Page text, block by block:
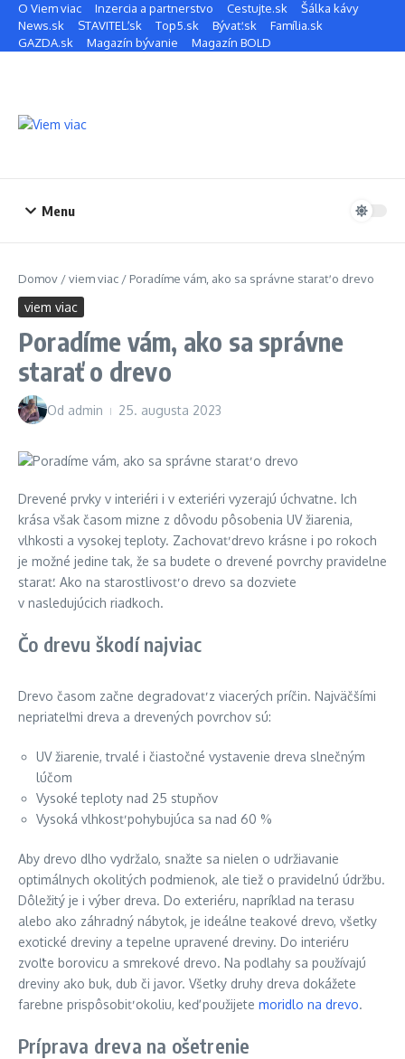
Preskočiť na obsah
O Viem viac Inzercia a partnerstvo Cestujte.sk
Šálka kávy
News.sk
STAVITEĽ.sk Top5.sk Bývať.sk
Família.sk
GAZDA.sk
Magazín bývanie Magazín BOLD
Menu
Domov /viem viac / Poradíme vám, ako sa správne starať o drevo
viem viac
Poradíme vám, ako sa správne
starať o drevo
Od admin 25. augusta 2023
Drevené prvky v interiéri i v exteriéri vyzerajú úchvatne. Ich
krása však časom mizne z dôvodu pôsobenia UV žiarenia,
vlhkosti a vysokej teploty. Zachovať drevo krásne i po rokoch
je možné jedine tak, že sa budete o drevené povrchy pravidelne
starať. Ako na starostlivosť o drevo sa dozviete
v nasledujúcich riadkoch.
Čo drevu škodí najviac
Drevo časom začne degradovať z viacerých príčin. Najväčšími
nepriateľmi dreva a drevených povrchov sú:
UV žiarenie, trvalé i čiastočné vystavenie dreva slnečným
lúčom
Vysoké teploty nad 25 stupňov
Vysoká vlhkosť pohybujúca sa nad 60 %
Aby drevo dlho vydržalo, snažte sa nielen o udržiavanie
optimálnych okolitých podmienok, ale tiež o pravidelnú údržbu.
Dôležitý je i výber dreva. Do exteriéru, napríklad na terasu
alebo ako záhradný nábytok, je ideálne teakové drevo, všetky
exotické dreviny a tepelne upravené dreviny. Do interiéru
zvoľte borovicu a smrekové drevo. Na podlahy sa používajú
dreviny ako buk, dub či javor. Všetky druhy dreva dokážete
farebne prispôsobiť okoliu, keď použijete moridlo na drevo.
Príprava dreva na ošetrenie